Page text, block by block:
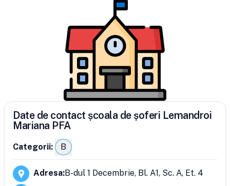
Date de contact școala de șoferi Lemandroi
Mariana PFA
Categorii: B
Adresa:B-dul 1 Decembrie, Bl. A1, Sc. A, Et. 4